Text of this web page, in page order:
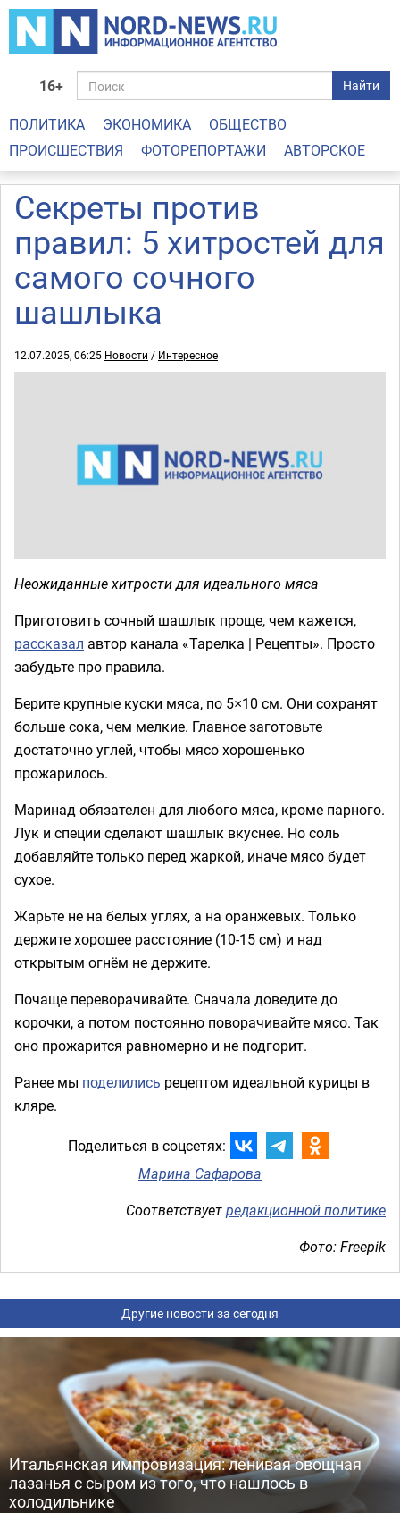
16+ Найти
ПОЛИТИКА ЭКОНОМИКА
ОБЩЕСТВО
ПРОИСШЕСТВИЯ
ФОТОРЕПОРТАЖИ АВТОРСКОЕ
Секреты против
правил: 5 хитростей для
самого сочного
шашлыка
12.07.2025, 06:25 Новости / Интересное
Неожиданные хитрости для идеального мяса
Приготовить сочный шашлык проще, чем кажется,
рассказал автор канала «Тарелка | Рецепты». Просто
забудьте про правила.
Берите крупные куски мяса, по 5×10 см. Они сохранят
больше сока, чем мелкие. Главное заготовьте
достаточно углей, чтобы мясо хорошенько
прожарилось.
Маринад обязателен для любого мяса, кроме парного.
Лук и специи сделают шашлык вкуснее. Но соль
добавляйте только перед жаркой, иначе мясо будет
сухое.
Жарьте не на белых углях, а на оранжевых. Только
держите хорошее расстояние (10-15 см) и над
открытым огнём не держите.
Почаще переворачивайте. Сначала доведите до
корочки, а потом постоянно поворачивайте мясо. Так
оно прожарится равномерно и не подгорит.
Ранее мы поделились рецептом идеальной курицы в
кляре.
Поделиться в соцсетях:
Марина Сафарова
Соответствуетредакционной политике
Фото: Freepik
Другие новости за сегодня
Итальянская импровизация: ленивая овощная
лазанья с сыром из того, что нашлось в
холодильнике